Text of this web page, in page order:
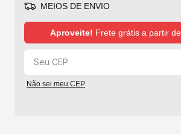
MEIOS DE ENVIO
Aproveite! Frete grátis a partir de
Não sei meu CEP